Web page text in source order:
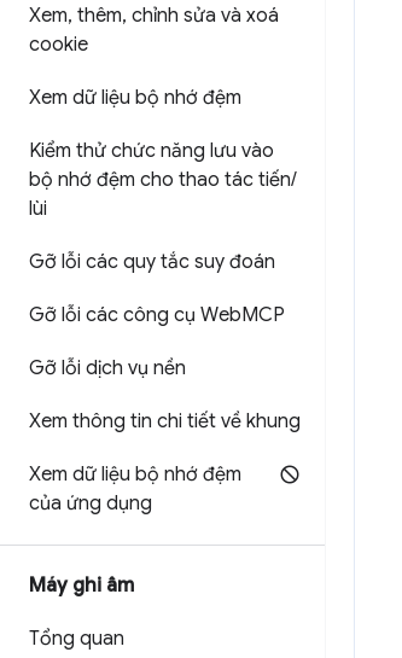
Xem, thêm, chỉnh sửa và xoá
cookie
Xem dữ liệu bộ nhớ đệm
Kiểm thử chức năng lưu vào
bộ nhớ đệm cho thao tác tiến/
lùi
Gỡ lỗi các quy tắc suy đoán
Gỡ lỗi các công cụ WebMCP
Gỡ lỗi dịch vụ nền
Xem thông tin chi tiết về khung
Xem dữ liệu bộ nhớ đệm
của ứng dụng
Máy ghi âm
Tổng quan